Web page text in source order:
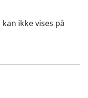
ikke vises på